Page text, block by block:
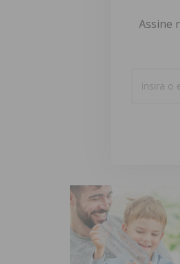
Assine